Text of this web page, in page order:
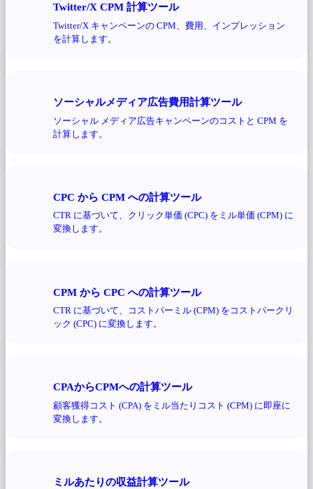
Twitter/X CPM 計算ツール
Twitter/X キャンペーンの CPM、費用、インプレッション
を計算します。
ソーシャルメディア広告費用計算ツール
ソーシャル メディア広告キャンペーンのコストと CPM を
計算します。
CPC から CPM への計算ツール
CTR に基づいて、クリック単価 (CPC) をミル単価 (CPM) に
変換します。
CPM から CPC への計算ツール
CTR に基づいて、コストパーミル (CPM) をコストパークリ
ック (CPC) に変換します。
CPAからCPMへの計算ツール
顧客獲得コスト (CPA) をミル当たりコスト (CPM) に即座に
変換します。
ミルあたりの収益計算ツール